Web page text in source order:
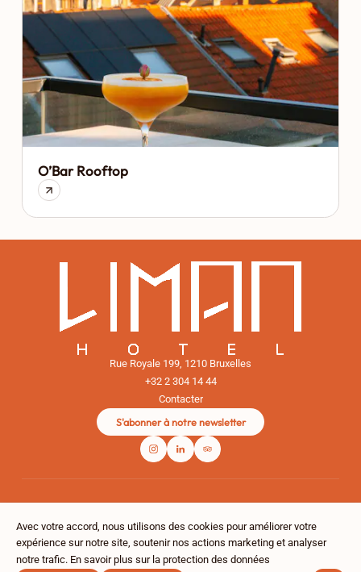
O’Bar Rooftop
Rue Royale 199, 1210 Bruxelles
+32 2 304 14 44
Contacter
S'abonner à notre newsletter
Avec votre accord, nous utilisons des cookies pour améliorer votre
expérience sur notre site, soutenir nos actions marketing et analyser
notre trafic. En savoir plus sur la protection des données